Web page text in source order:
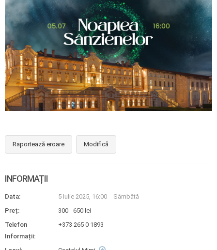
Raportează eroare Modifică
INFORMAȚII
Data: 5 Iulie 2025, 16:00
Sâmbătă
Preț:
300 - 650 lei
Telefon
Informații:
+373 265 0 1893